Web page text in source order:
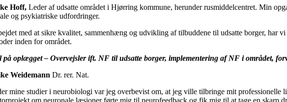
Hoff, Leder af udsatte området i Hjørring kommune, herunder rusmiddelcentret. Min
og psykiatriske udfordringer.
med at sikre kvalitet, sammenhæng og udvikling af tilbuddene til udsatte borger, har
inden for området.
på oplægget – Overvejsler ift. NF til udsatte borger, implementering af NF i området,
Weidemann Dr. rer. Nat.
mine studier i neurobiologi var jeg overbevist om, at jeg ville tilbringe mit
om neuronale læsioner førte mig til neurofeedback og fik mig til at tage en skarp